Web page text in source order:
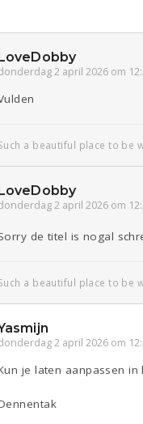
LoveDobby
2 april 2026 om
a beautiful place to be
LoveDobby
2 april 2026 om
de titel is nogal
a beautiful place to be
2 april 2026 om
je laten aanpassen